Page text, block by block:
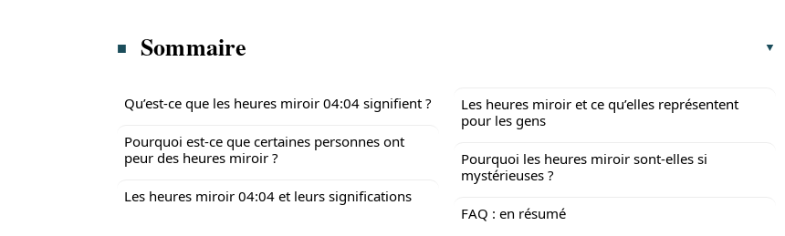
Sommaire
Qu’est-ce que les heures miroir 04:04 signifient ?
Pourquoi est-ce que certaines personnes ont
peur des heures miroir ?
Les heures miroir 04:04 et leurs significations
Les heures miroir et ce qu’elles représentent
pour les gens
Pourquoi les heures miroir sont-elles si
mystérieuses ?
FAQ : en résumé